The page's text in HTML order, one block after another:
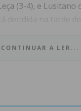
(3-4), e Lusitano
decidida na tarde
CONTINUAR A LER...